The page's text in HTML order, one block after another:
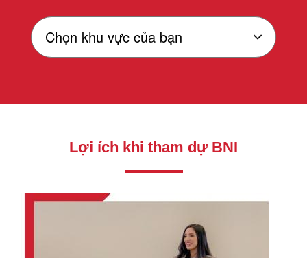
Lợi ích khi tham dự BNI